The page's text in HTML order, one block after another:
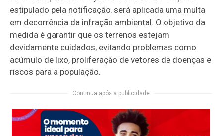
estipulado pela notificação, será aplicada uma multa
em decorrência da infração ambiental. O objetivo da
medida é garantir que os terrenos estejam
devidamente cuidados, evitando problemas como
acúmulo de lixo, proliferação de vetores de doenças e
riscos para a população.
Continua após a publicidade